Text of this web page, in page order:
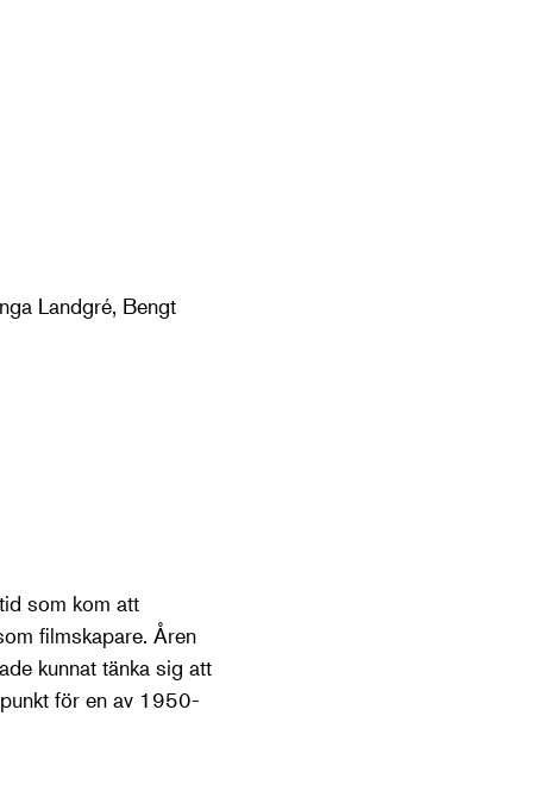
Landgré, Bengt
som kom att
filmskapare. Åren
kunnat tänka sig att
för en av 1950-